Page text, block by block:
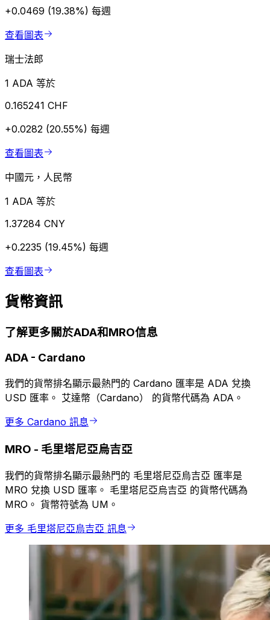
+0.0469 (19.38%) 每週
查看圖表
瑞士法郎
1 ADA 等於
0.165241 CHF
+0.0282 (20.55%) 每週
查看圖表
中國元，人民幣
1 ADA 等於
1.37284 CNY
+0.2235 (19.45%) 每週
查看圖表
貨幣資訊
了解更多關於ADA和MRO信息
ADA - Cardano
我們的貨幣排名顯示最熱門的 Cardano 匯率是 ADA 兌換
USD 匯率。 艾達幣（Cardano） 的貨幣代碼為 ADA。
更多 Cardano 訊息
MRO - 毛里塔尼亞烏吉亞
我們的貨幣排名顯示最熱門的 毛里塔尼亞烏吉亞 匯率是
MRO 兌換 USD 匯率。 毛里塔尼亞烏吉亞 的貨幣代碼為
MRO。 貨幣符號為 UM。
更多 毛里塔尼亞烏吉亞 訊息